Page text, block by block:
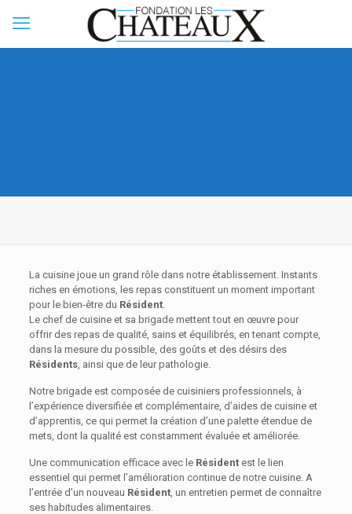
La cuisine joue un grand rôle dans notre établissement. Instants
riches en émotions, les repas constituent un moment important
pour le bien-être du Résident.
Le chef de cuisine et sa brigade mettent tout en œuvre pour
offrir des repas de qualité, sains et équilibrés, en tenant compte,
dans la mesure du possible, des goûts et des désirs des
Résidents, ainsi que de leur pathologie.
Notre brigade est composée de cuisiniers professionnels, à
l’expérience diversifiée et complémentaire, d’aides de cuisine et
d’apprentis, ce qui permet la création d’une palette étendue de
mets, dont la qualité est constamment évaluée et améliorée.
Une communication efficace avec le Résidentest le lien
essentiel qui permet l’amélioration continue de notre cuisine. A
l’entrée d’un nouveau Résident, un entretien permet de connaître
ses habitudes alimentaires.